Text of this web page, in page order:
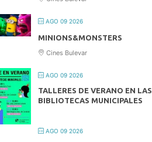
AGO 09 2026
MINIONS&MONSTERS
Cines Bulevar
AGO 09 2026
TALLERES DE VERANO EN LAS
BIBLIOTECAS MUNICIPALES
AGO 09 2026